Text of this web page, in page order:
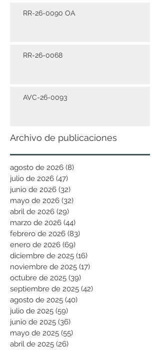
RR-26-0090 OA
RR-26-0068
AVC-26-0093
Archivo de publicaciones
agosto de 2026 (8)
julio de 2026 (47)
junio de 2026 (32)
mayo de 2026 (32)
abril de 2026 (29)
marzo de 2026 (44)
febrero de 2026 (83)
enero de 2026 (69)
diciembre de 2025 (16)
noviembre de 2025 (17)
octubre de 2025 (39)
septiembre de 2025 (42)
agosto de 2025 (40)
julio de 2025 (59)
junio de 2025 (36)
mayo de 2025 (55)
abril de 2025 (26)